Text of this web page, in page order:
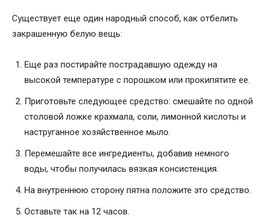
Существует еще один народный способ, как отбелить
закрашенную белую вещь:
Еще раз постирайте пострадавшую одежду на
высокой температуре с порошком или прокипятите ее.
Приготовьте следующее средство: смешайте по одной
столовой ложке крахмала, соли, лимонной кислоты и
наструганное хозяйственное мыло.
Перемешайте все ингредиенты, добавив немного
воды, чтобы получилась вязкая консистенция.
На внутреннюю сторону пятна положите это средство.
Оставьте так на 12 часов.